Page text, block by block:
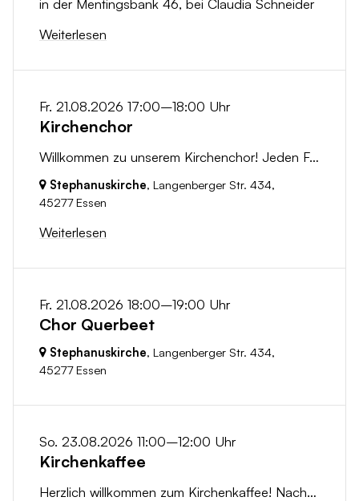
in der Mentingsbank 46, bei Claudia Schneider
Weiterlesen
Fr. 21.08.2026 17:00–18:00 Uhr
Kirchenchor
Willkommen zu unserem Kirchenchor! Jeden Freitag treffen wir uns um 17:00 Uhr in der Stephanuskirche, um gemeinsam zu singen und die Freude an der...
Stephanuskirche, Langenberger Str. 434,
45277 Essen
Weiterlesen
Fr. 21.08.2026 18:00–19:00 Uhr
Chor Querbeet
Stephanuskirche, Langenberger Str. 434,
45277 Essen
So. 23.08.2026 11:00–12:00 Uhr
Kirchenkaffee
Herzlich willkommen zum Kirchenkaffee! Nach dem Gottesdienst laden wir dich ein, bei einer Tasse Kaffee in geselliger Runde zusammenzukommen. Nutze...